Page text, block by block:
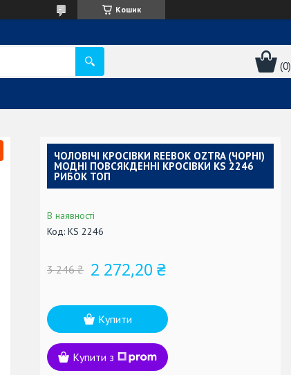
Кошик
ЧОЛОВІЧІ КРОСІВКИ REEBOK OZTRA (ЧОРНІ)
МОДНІ ПОВСЯКДЕННІ КРОСІВКИ KS 2246
РИБОК ТОП
В наявності
Код: KS 2246
3 246 ₴ 2 272,20 ₴
Купити
Купити з